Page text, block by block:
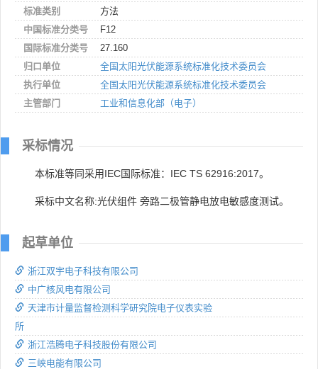
标准类别
方法
中国标准分类号
F12
国际标准分类号
27.160
归口单位
全国太阳光伏能源系统标准化技术委员会
执行单位
全国太阳光伏能源系统标准化技术委员会
主管部门
工业和信息化部（电子）
采标情况
本标准等同采用IEC国际标准：IEC TS 62916:2017。
采标中文名称:光伏组件 旁路二极管静电放电敏感度测试。
起草单位
浙江双宇电子科技有限公司
中广核风电有限公司
天津市计量监督检测科学研究院电子仪表实验
所
浙江浩腾电子科技股份有限公司
三峡电能有限公司